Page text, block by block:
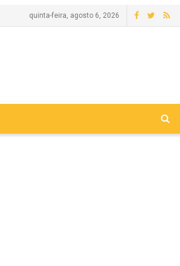
quinta-feira, agosto 6, 2026